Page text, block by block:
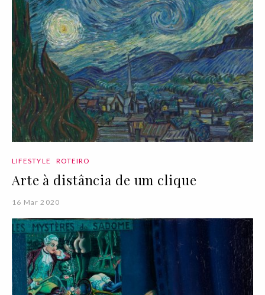
LIFESTYLE ROTEIRO
Arte à distância de um clique
16 Mar 2020